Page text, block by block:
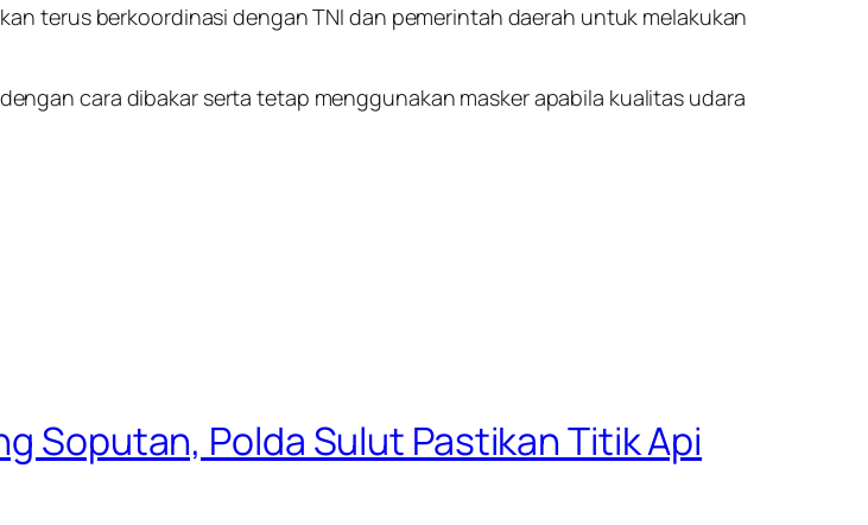
terus berkoordinasi dengan TNI dan pemerintah daerah untuk melakukan
cara dibakar serta tetap menggunakan masker apabila kualitas udara
Soputan, Polda Sulut Pastikan Titik Api